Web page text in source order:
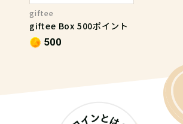
giftee
giftee Box 500ポイント
500